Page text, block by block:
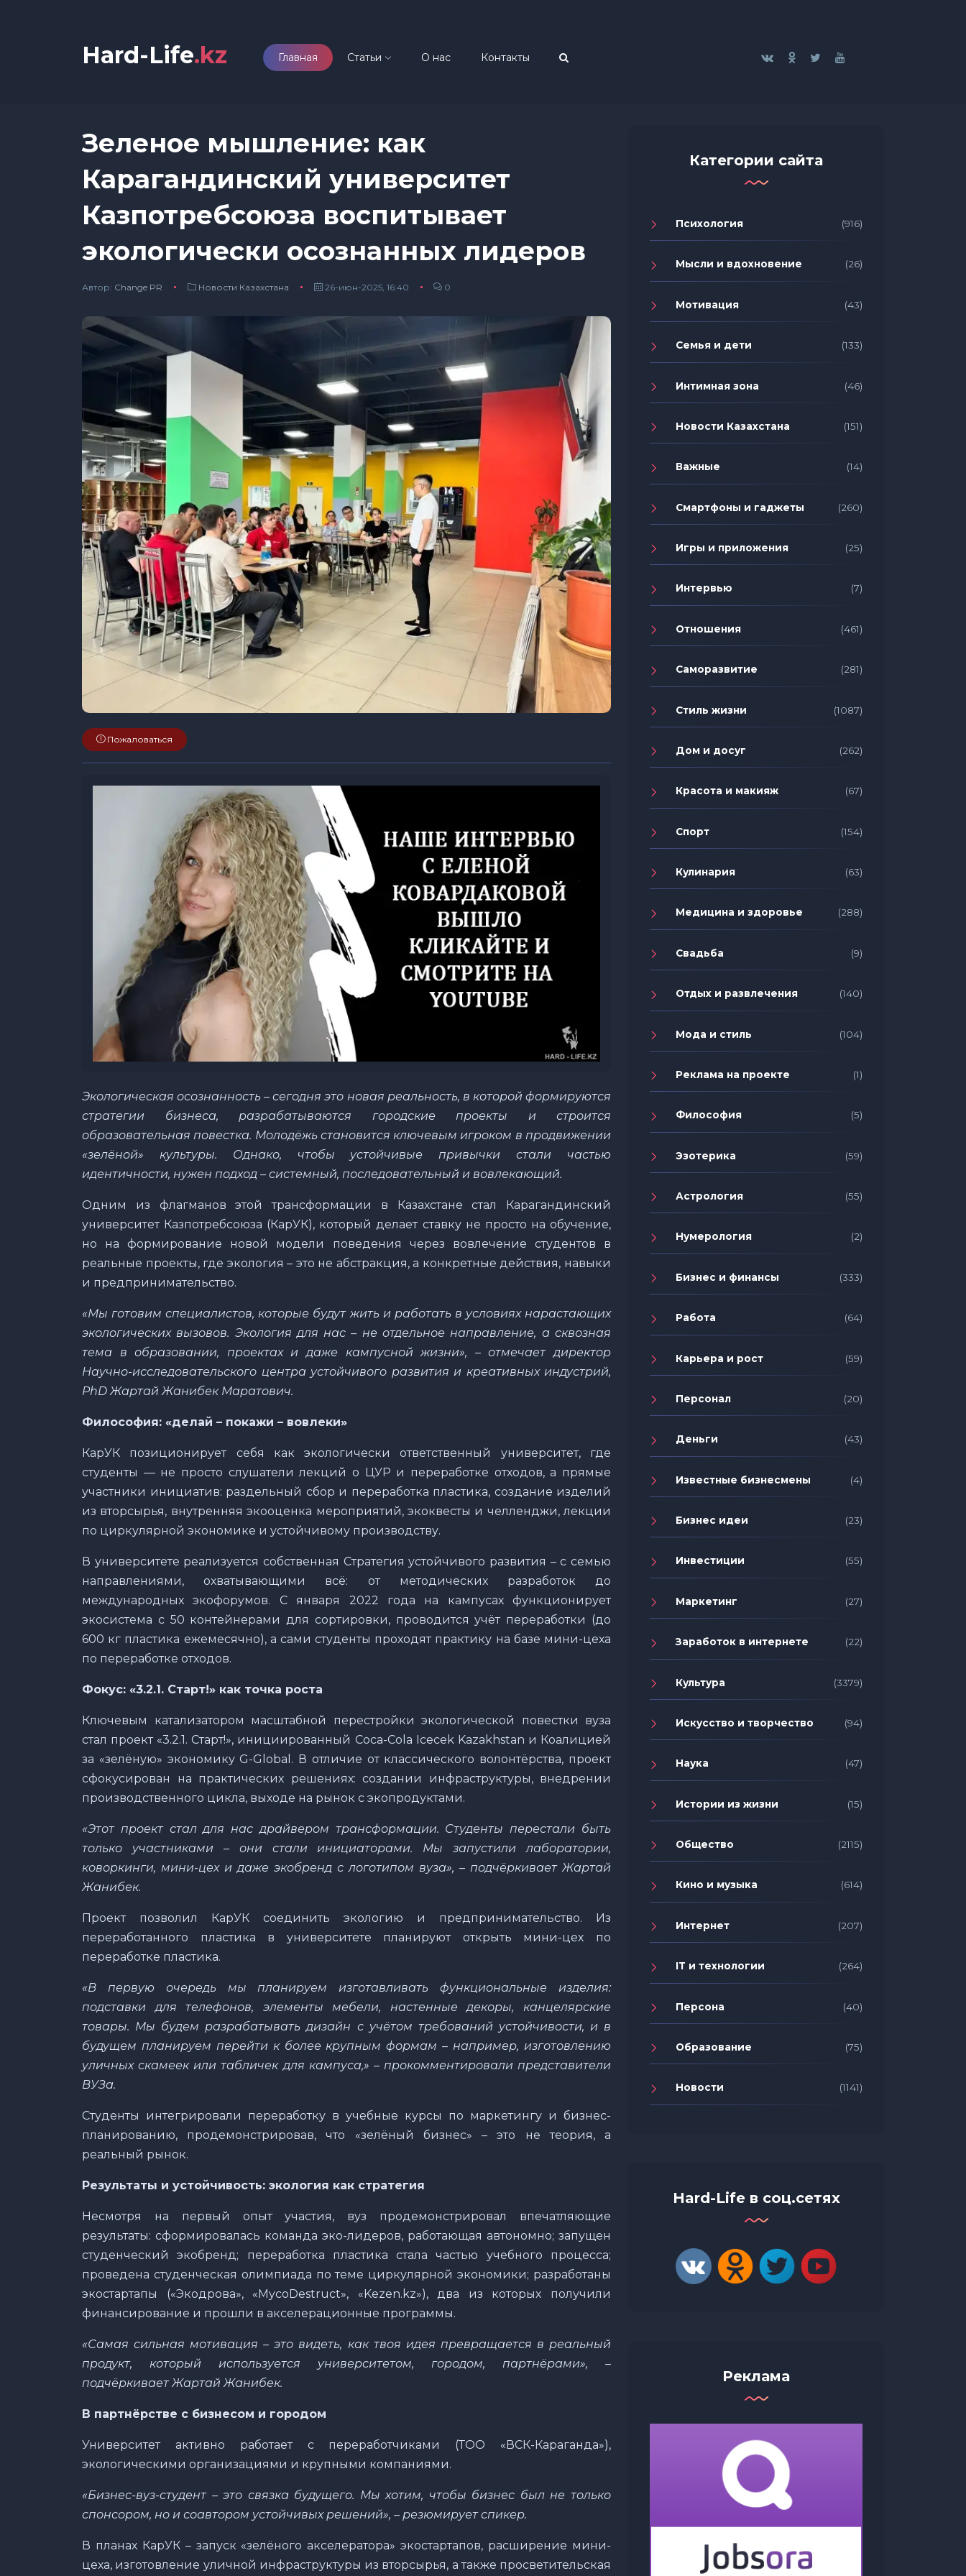
Hard-Life.kz Главная Статьи О нас Контакты
Зеленое мышление: как
Карагандинский университет
Казпотребсоюза воспитывает
экологически осознанных лидеров
Автор: Сhange PR Новости Казахстана 26-июн-2025, 16:40 0
Пожаловаться
Экологическая осознанность – сегодня это новая реальность, в которой формируются
стратегии бизнеса, разрабатываются городские проекты и строится
образовательная повестка. Молодёжь становится ключевым игроком в продвижении
«зелёной» культуры. Однако, чтобы устойчивые привычки стали частью
идентичности, нужен подход – системный, последовательный и вовлекающий.
Одним из флагманов этой трансформации в Казахстане стал Карагандинский
университет Казпотребсоюза (КарУК), который делает ставку не просто на обучение,
но на формирование новой модели поведения через вовлечение студентов в
реальные проекты, где экология – это не абстракция, а конкретные действия, навыки
и предпринимательство.
«Мы готовим специалистов, которые будут жить и работать в условиях нарастающих
экологических вызовов. Экология для нас – не отдельное направление, а сквозная
тема в образовании, проектах и даже кампусной жизни», – отмечает директор
Научно-исследовательского центра устойчивого развития и креативных индустрий,
PhD Жартай Жанибек Маратович.
Философия: «делай – покажи – вовлеки»
КарУК позиционирует себя как экологически ответственный университет, где
студенты — не просто слушатели лекций о ЦУР и переработке отходов, а прямые
участники инициатив: раздельный сбор и переработка пластика, создание изделий
из вторсырья, внутренняя экооценка мероприятий, экоквесты и челленджи, лекции
по циркулярной экономике и устойчивому производству.
В университете реализуется собственная Стратегия устойчивого развития – с семью
направлениями, охватывающими всё: от методических разработок до
международных экофорумов. С января 2022 года на кампусах функционирует
экосистема с 50 контейнерами для сортировки, проводится учёт переработки (до
600 кг пластика ежемесячно), а сами студенты проходят практику на базе мини-цеха
по переработке отходов.
Фокус: «3.2.1. Старт!» как точка роста
Ключевым катализатором масштабной перестройки экологической повестки вуза
стал проект «3.2.1. Старт!», инициированный Coca-Cola Icecek Kazakhstan и Коалицией
за «зелёную» экономику G-Global. В отличие от классического волонтёрства, проект
сфокусирован на практических решениях: создании инфраструктуры, внедрении
производственного цикла, выходе на рынок с экопродуктами.
«Этот проект стал для нас драйвером трансформации. Студенты перестали быть
только участниками – они стали инициаторами. Мы запустили лаборатории,
коворкинги, мини-цех и даже экобренд с логотипом вуза», – подчёркивает Жартай
Жанибек.
Проект позволил КарУК соединить экологию и предпринимательство. Из
переработанного пластика в университете планируют открыть мини-цех по
переработке пластика.
«В первую очередь мы планируем изготавливать функциональные изделия:
подставки для телефонов, элементы мебели, настенные декоры, канцелярские
товары. Мы будем разрабатывать дизайн с учётом требований устойчивости, и в
будущем планируем перейти к более крупным формам – например, изготовлению
уличных скамеек или табличек для кампуса,» – прокомментировали представители
ВУЗа.
Студенты интегрировали переработку в учебные курсы по маркетингу и бизнес-
планированию, продемонстрировав, что «зелёный бизнес» – это не теория, а
реальный рынок.
Результаты и устойчивость: экология как стратегия
Несмотря на первый опыт участия, вуз продемонстрировал впечатляющие
результаты: сформировалась команда эко-лидеров, работающая автономно; запущен
студенческий экобренд; переработка пластика стала частью учебного процесса;
проведена студенческая олимпиада по теме циркулярной экономики; разработаны
экостартапы («Экодрова», «MycoDestruct», «Kezen.kz»), два из которых получили
финансирование и прошли в акселерационные программы.
«Самая сильная мотивация – это видеть, как твоя идея превращается в реальный
продукт, который используется университетом, городом, партнёрами», –
подчёркивает Жартай Жанибек.
В партнёрстве с бизнесом и городом
Университет активно работает с переработчиками (ТОО «ВСК-Караганда»),
экологическими организациями и крупными компаниями.
«Бизнес-вуз-студент – это связка будущего. Мы хотим, чтобы бизнес был не только
спонсором, но и соавтором устойчивых решений», – резюмирует спикер.
В планах КарУК – запуск «зелёного акселератора» экостартапов, расширение мини-
цеха, изготовление уличной инфраструктуры из вторсырья, а также просветительская
Категории сайта
Психология (916)
Мысли и вдохновение (26)
Мотивация (43)
Семья и дети (133)
Интимная зона (46)
Новости Казахстана (151)
Важные (14)
Смартфоны и гаджеты (260)
Игры и приложения (25)
Интервью (7)
Отношения (461)
Саморазвитие (281)
Стиль жизни (1087)
Дом и досуг (262)
Красота и макияж (67)
Спорт (154)
Кулинария (63)
Медицина и здоровье (288)
Свадьба (9)
Отдых и развлечения (140)
Мода и стиль (104)
Реклама на проекте (1)
Философия (5)
Эзотерика (59)
Астрология (55)
Нумерология (2)
Бизнес и финансы (333)
Работа (64)
Карьера и рост (59)
Персонал (20)
Деньги (43)
Известные бизнесмены (4)
Бизнес идеи (23)
Инвестиции (55)
Маркетинг (27)
Заработок в интернете (22)
Культура (3379)
Искусство и творчество (94)
Наука (47)
Истории из жизни (15)
Общество (2115)
Кино и музыка (614)
Интернет (207)
IT и технологии (264)
Персона (40)
Образование (75)
Новости (1141)
Hard-Life в соц.сетях
Реклама